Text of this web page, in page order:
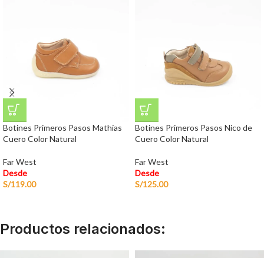
Botines Primeros Pasos Mathías
Cuero Color Natural
Far West
Desde
S/119.00
Botines Primeros Pasos Nico de
Cuero Color Natural
Far West
Desde
S/125.00
Productos relacionados: